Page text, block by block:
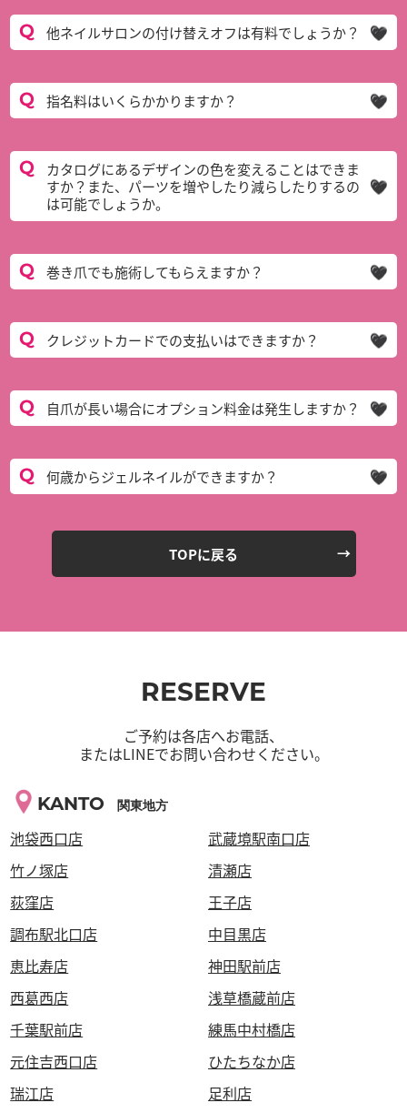
他ネイルサロンの付け替えオフは有料でしょうか？
指名料はいくらかかりますか？
カタログにあるデザインの色を変えることはできま
すか？また、パーツを増やしたり減らしたりするの
は可能でしょうか。
巻き爪でも施術してもらえますか？
クレジットカードでの支払いはできますか？
自爪が長い場合にオプション料金は発生しますか？
何歳からジェルネイルができますか？
TOPに戻る
RESERVE
ご予約は各店へお電話、
またはLINEでお問い合わせください。
KANTO 関東地方
池袋西口店
武蔵境駅南口店
竹ノ塚店
清瀬店
荻窪店
王子店
調布駅北口店
中目黒店
恵比寿店
神田駅前店
西葛西店
浅草橋蔵前店
千葉駅前店
練馬中村橋店
元住吉西口店
ひたちなか店
瑞江店
足利店